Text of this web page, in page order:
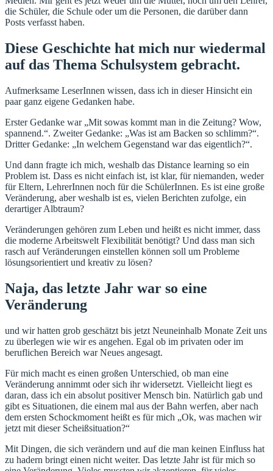
die Schüler, die Schule oder um die Personen, die darüber dann
Posts verfasst haben.
Diese Geschichte hat mich nur wiedermal
auf das Thema Schulsystem gebracht.
Aufmerksame LeserInnen wissen, dass ich in dieser Hinsicht ein
paar ganz eigene Gedanken habe.
Erster Gedanke war „Mit sowas kommt man in die Zeitung? Wow,
spannend.“. Zweiter Gedanke: „Was ist am Backen so schlimm?“.
Dritter Gedanke: „In welchem Gegenstand war das eigentlich?“.
Und dann fragte ich mich, weshalb das Distance learning so ein
Problem ist. Dass es nicht einfach ist, ist klar, für niemanden, weder
für Eltern, LehrerInnen noch für die SchülerInnen. Es ist eine große
Veränderung, aber weshalb ist es, vielen Berichten zufolge, ein
derartiger Albtraum?
Veränderungen gehören zum Leben und heißt es nicht immer, dass
die moderne Arbeitswelt Flexibilität benötigt? Und dass man sich
rasch auf Veränderungen einstellen können soll um Probleme
lösungsorientiert und kreativ zu lösen?
Naja, das letzte Jahr war so eine
Veränderung
und wir hatten grob geschätzt bis jetzt Neuneinhalb Monate Zeit uns
zu überlegen wie wir es angehen. Egal ob im privaten oder im
beruflichen Bereich war Neues angesagt.
Für mich macht es einen großen Unterschied, ob man eine
Veränderung annimmt oder sich ihr widersetzt. Vielleicht liegt es
daran, dass ich ein absolut positiver Mensch bin. Natürlich gab und
gibt es Situationen, die einem mal aus der Bahn werfen, aber nach
dem ersten Schockmoment heißt es für mich „Ok, was machen wir
jetzt mit dieser Scheißsituation?“
Mit Dingen, die sich verändern und auf die man keinen Einfluss hat
zu hadern bringt einen nicht weiter. Das letzte Jahr ist für mich so